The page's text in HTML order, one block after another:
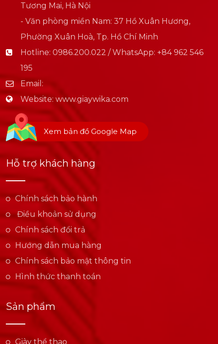
Tương Mai, Hà Nội
- Văn phòng miền Nam: 37 Hồ Xuân Hương,
Phường Xuân Hoà, Tp. Hồ Chí Minh
Hotline: 0986.200.022 / WhatsApp: +84 962 546
195
Email:
Website: www.giaywika.com
Xem bản đồ Google Map
Hỗ trợ khách hàng
Chính sách bảo hành
Điều khoản sử dụng
Chính sách đổi trả
Hướng dẫn mua hàng
Chính sách bảo mật thông tin
Hình thức thanh toán
Sản phẩm
Giày thể thao